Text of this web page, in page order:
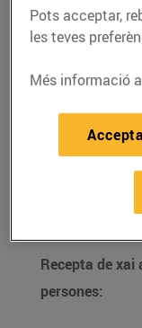
Recepta de
persones:
Pots acceptar,
les teves
Més informació